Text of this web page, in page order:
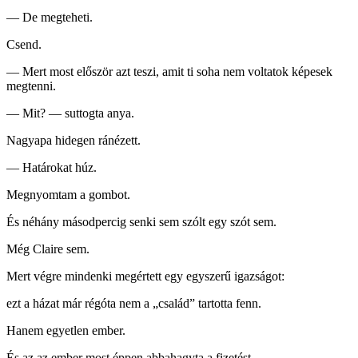
— De megteheti.
Csend.
— Mert most először azt teszi, amit ti soha nem voltatok képesek
megtenni.
— Mit? — suttogta anya.
Nagyapa hidegen ránézett.
— Határokat húz.
Megnyomtam a gombot.
És néhány másodpercig senki sem szólt egy szót sem.
Még Claire sem.
Mert végre mindenki megértett egy egyszerű igazságot:
ezt a házat már régóta nem a „család” tartotta fenn.
Hanem egyetlen ember.